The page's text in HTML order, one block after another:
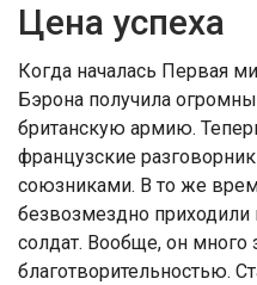
Цена успеха
Когда началась Первая
Бэрона получила
британскую армию.
французские
союзниками. В то же
безвозмездно
солдат. Вообще, он много
благотворительностью.